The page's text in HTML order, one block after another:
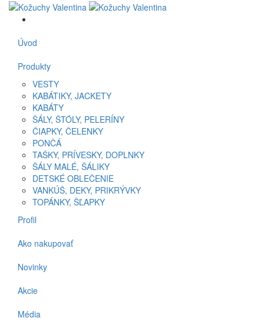
Úvod
Produkty
VESTY
KABÁTIKY, JACKETY
KABÁTY
ŠÁLY, ŠTÓLY, PELERÍNY
ČIAPKY, ČELENKY
PONČÁ
TAŠKY, PRÍVESKY, DOPLNKY
ŠÁLY MALÉ, ŠÁLIKY
DETSKÉ OBLEČENIE
VANKÚŠ, DEKY, PRIKRÝVKY
TOPÁNKY, ŠĽAPKY
Profil
Ako nakupovať
Novinky
Akcie
Média